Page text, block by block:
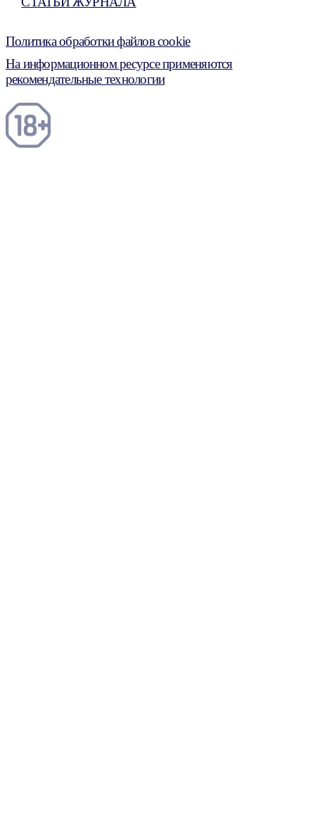
Политика обработки файлов cookie
На информационном ресурсе применяются
рекомендательные технологии